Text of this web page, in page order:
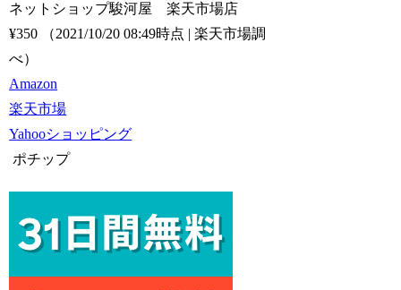
ネットショップ駿河屋 楽天市場店
¥350
（2021/10/20 08:49時点 | 楽天市場調
べ）
Amazon
楽天市場
Yahooショッピング
ポチップ